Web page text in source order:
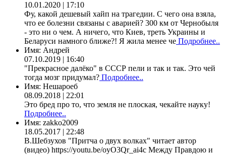
10.01.2020 | 17:10
Фу, какой дешевый хайп на трагедии. С чего она взяла,
что ее болезни связаны с аварией? 300 км от Чернобыля
- это ни о чем. А ничего, что Киев, треть Украины и
Беларуси намного ближе?! Я жила менее че Подробнее..
Имя: Андрей
07.10.2019 | 16:40
"Прекрасное далёко" в СССР пели и так и так. Это чей
тогда мозг придумал? Подробнее..
Имя: Нешароеб
08.09.2018 | 22:01
Это бред про то, что земля не плоская, чекайте науку!
Подробнее..
Имя: zakko2009
18.05.2017 | 22:48
В.Шебзухов "Притча о двух волках" читает автор
(видео) https://youtu.be/oyO3Qr_ai4c Между Правдою и